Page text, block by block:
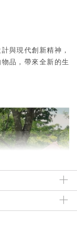
與現代創新精神，
品，帶來全新的生